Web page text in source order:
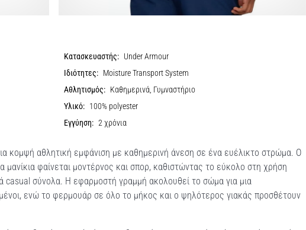
Κατασκευαστής: Under Armour
Ιδιότητες: Moisture Transport System
Αθλητισμός: Καθημερινά, Γυμναστήριο
Υλικό: 100% polyester
Εγγύηση: 2 χρόνια
κομψή αθλητική εμφάνιση με καθημερινή άνεση σε ένα ευέλικτο στρώμα. Ο
φαίνεται μοντέρνος και σπορ, καθιστώντας το εύκολο στη χρήση
casual σύνολα. Η εφαρμοστή γραμμή ακολουθεί το σώμα για μια
ενώ το φερμουάρ σε όλο το μήκος και ο ψηλότερος γιακάς προσθέτουν